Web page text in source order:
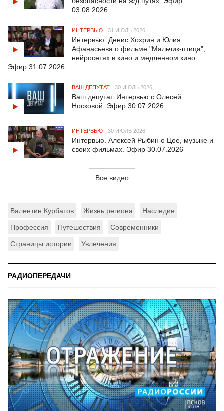
03.08.2026
ИНТЕРВЬЮ 31 ИЮЛЬ 2026
Интервью. Денис Хохрин и Юлия
Афанасьева о фильме "Мальчик-птица",
нейросетях в кино и медленном кино.
Эфир 31.07.2026
ВАШ ДЕПУТАТ 30 ИЮЛЬ 2026
Ваш депутат. Интервью с Олесей
Носковой. Эфир 30.07.2026
ИНТЕРВЬЮ 30 ИЮЛЬ 2026
Интервью. Алексей Рыбин о Цое, музыке и
своих фильмах. Эфир 30.07.2026
Все видео
Валентин Курбатов Жизнь региона Наследие
Профессия Путешествия Современники
Страницы истории Увлечения
РАДИОПЕРЕДАЧИ